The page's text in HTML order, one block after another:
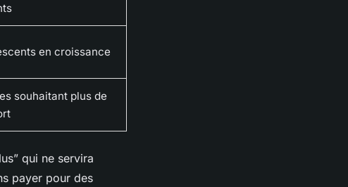
en croissance
souhaitant plus de
qui ne servira
payer pour des